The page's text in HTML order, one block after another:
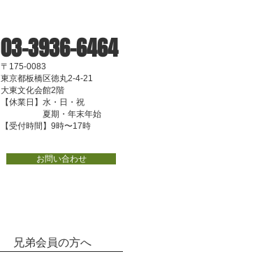
〒175-0083
東京都板橋区徳丸2-4-21
大東文化会館2階
【休業日】水・日・祝
夏期・年末年始
【受付時間】9時〜17時
03-3936-6464
お問い合わせ
兄弟会員の方へ